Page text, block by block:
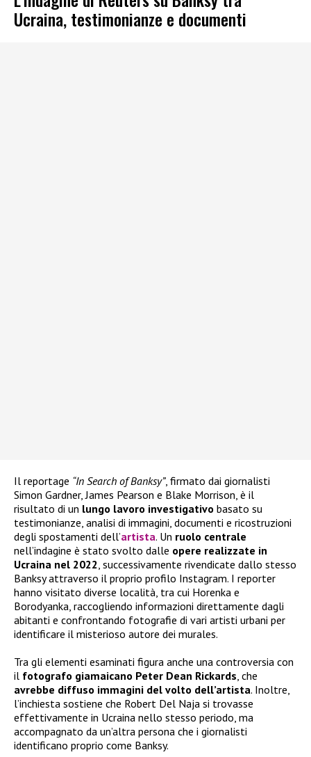
Ucraina, testimonianze e documenti
Il reportage “In Search of Banksy”, firmato dai giornalisti
Simon Gardner, James Pearson e Blake Morrison, è il
risultato di un lungo lavoro investigativo basato su
testimonianze, analisi di immagini, documenti e ricostruzioni
degli spostamenti dell’artista. Un ruolo centrale
nell’indagine è stato svolto dalle opere realizzate in
Ucraina nel 2022, successivamente rivendicate dallo stesso
Banksy attraverso il proprio profilo Instagram. I reporter
hanno visitato diverse località, tra cui Horenka e
Borodyanka, raccogliendo informazioni direttamente dagli
abitanti e confrontando fotografie di vari artisti urbani per
identificare il misterioso autore dei murales.
Tra gli elementi esaminati figura anche una controversia con
il fotografo giamaicano Peter Dean Rickards, che
avrebbe diffuso immagini del volto dell’artista. Inoltre,
l’inchiesta sostiene che Robert Del Naja si trovasse
effettivamente in Ucraina nello stesso periodo, ma
accompagnato da un’altra persona che i giornalisti
identificano proprio come Banksy.